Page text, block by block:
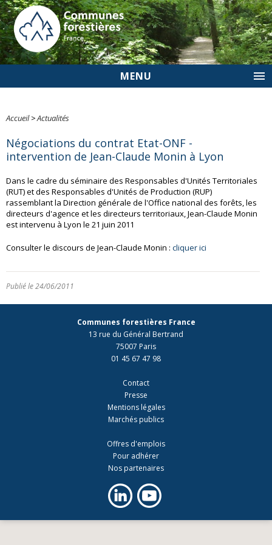
MENU
Accueil>Actualités
Négociations du contrat Etat-ONF -
intervention de Jean-Claude Monin à Lyon
Dans le cadre du séminaire des Responsables d'Unités Territoriales
(RUT) et des Responsables d'Unités de Production (RUP)
rassemblant la Direction générale de l'Office national des forêts, les
directeurs d'agence et les directeurs territoriaux, Jean-Claude Monin
est intervenu à Lyon le 21 juin 2011
Consulter le discours de Jean-Claude Monin : cliquer ici
Publié le 24/06/2011
Communes forestières France
13 rue du Général Bertrand
75007 Paris
01 45 67 47 98
Contact
Presse
Mentions légales
Marchés publics
Offres d'emplois
Pour adhérer
Nos partenaires